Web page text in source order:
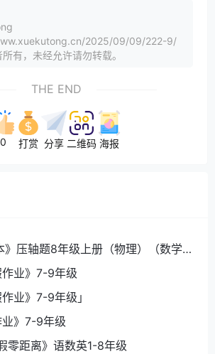
2025/09/09/222-9/
有，未经允许请勿转载。
THE END
0 打赏 分享 二维码 海报
压轴题8年级上册（物理）（数学）
作业》7-9年级
业》7-9年级」
业》7-9年级
零距离》语数英1-8年级